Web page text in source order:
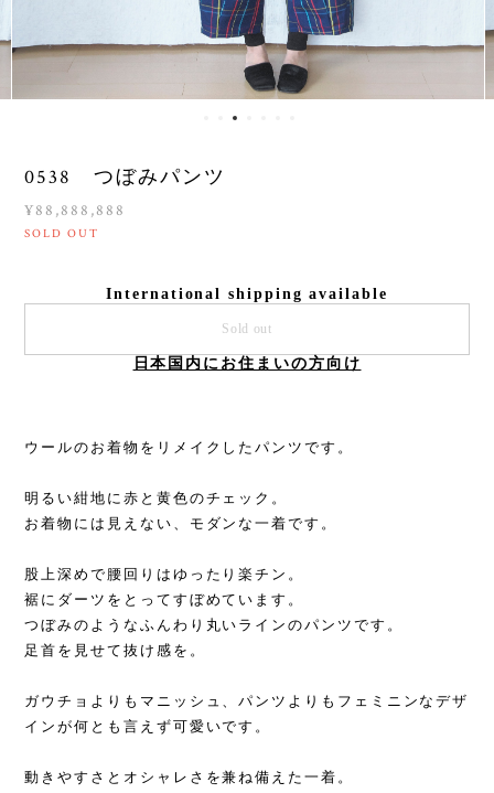
0538 つぼみパンツ
¥88,888,888
SOLD OUT
International shipping available
Sold out
日本国内にお住まいの方向け
ウールのお着物をリメイクしたパンツです。
明るい紺地に赤と黄色のチェック。
お着物には見えない、モダンな一着です。
股上深めで腰回りはゆったり楽チン。
裾にダーツをとってすぼめています。
つぼみのようなふんわり丸いラインのパンツです。
足首を見せて抜け感を。
ガウチョよりもマニッシュ、パンツよりもフェミニンなデザ
インが何とも言えず可愛いです。
動きやすさとオシャレさを兼ね備えた一着。